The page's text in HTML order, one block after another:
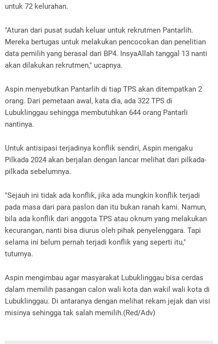
untuk 72 kelurahan.
"Aturan dari pusat sudah keluar untuk rekrutmen Pantarlih.
Mereka bertugas untuk melakukan pencocokan dan penelitian
data pemilih yang berasal dari BP4. InsyaAllah tanggal 13 nanti
akan dilakukan rekrutmen," ucapnya.
Aspin menyebutkan Pantarlih di tiap TPS akan ditempatkan 2
orang. Dari pemetaan awal, kata dia, ada 322 TPS di
Lubuklinggau sehingga membutuhkan 644 orang Pantarli
nantinya.
Untuk antisipasi terjadinya konflik sendiri, Aspin mengaku
Pilkada 2024 akan berjalan dengan lancar melihat dari pilkada-
pilkada sebelumnya.
"Sejauh ini tidak ada konflik, jika ada mungkin konflik terjadi
pada masa dari para paslon dan itu bukan ranah kami. Namun,
bila ada konflik dari anggota TPS atau oknum yang melakukan
kecurangan, nanti bisa diurus oleh pihak penyelenggara. Tapi
selama ini belum pernah terjadi konflik yang seperti itu,"
tuturnya.
Aspin mengimbau agar masyarakat Lubuklinggau bisa cerdas
dalam memilih pasangan calon wali kota dan wakil wali kota di
Lubuklinggau. Di antaranya dengan melihat rekam jejak dan visi
misinya sehingga tak salah memilih.(Red/Adv)